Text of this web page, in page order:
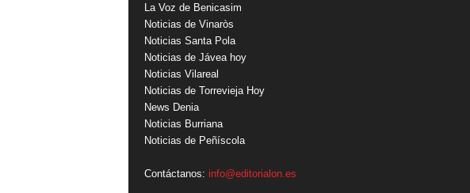
La Voz de Benicasim
Noticias de Vinaròs
Noticias Santa Pola
Noticias de Jávea hoy
Noticias Vilareal
Noticias de Torrevieja Hoy
News Denia
Noticias Burriana
Noticias de Peñíscola
Contáctanos: info@editorialon.es